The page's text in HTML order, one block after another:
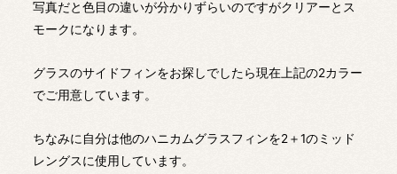
写真だと色目の違いが分かりずらいのですがクリアーとス
モークになります。
グラスのサイドフィンをお探しでしたら現在上記の2カラー
でご用意しています。
ちなみに自分は他のハニカムグラスフィンを2＋1のミッド
レングスに使用しています。